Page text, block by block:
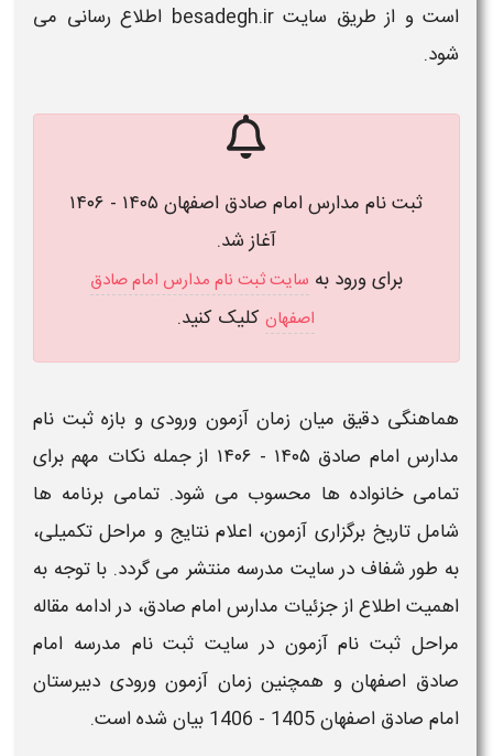
است و از طریق سایت besadegh.ir
اطلاع رسانی می
شود.
ثبت نام مدارس امام صادق اصفهان ۱۴۰۵ - ۱۴۰۶
آغاز شد.
برای ورود به سایت ثبت نام مدارس امام صادق
اصفهان کلیک کنید.
هماهنگی دقیق میان زمان آزمون ورودیو بازهثبت نام
مدارس امام صادق ۱۴۰۵ - ۱۴۰۶
از جمله نکات مهم برای
تمامی خانواده ها محسوب می شود. تمامی برنامه ها
شامل تاریخ برگزاری آزمون، اعلام نتایج و مراحل تکمیلی،
به طور شفاف درسایت مدرسه منتشر می گردد. با توجه به
اهمیت اطلاع از جزئیات مدارس امام صادق، در ادامه مقاله
مراحل ثبت نام آزمون در سایت ثبت نام مدرسه امام
صادق اصفهانو همچنینزمان آزمون ورودی دبیرستان
امام صادق اصفهان 1405 - 1406
بیان شده است.